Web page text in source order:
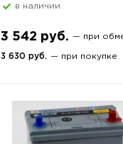
в наличии
3 542 руб. — при
3 630 руб. — при покупке